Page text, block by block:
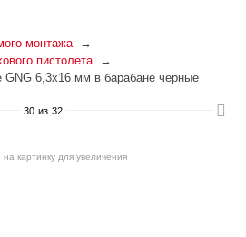
монтажа
пистолета
GNG 6,3х16 мм в барабане черные
30 из 32
на картинку для увеличения